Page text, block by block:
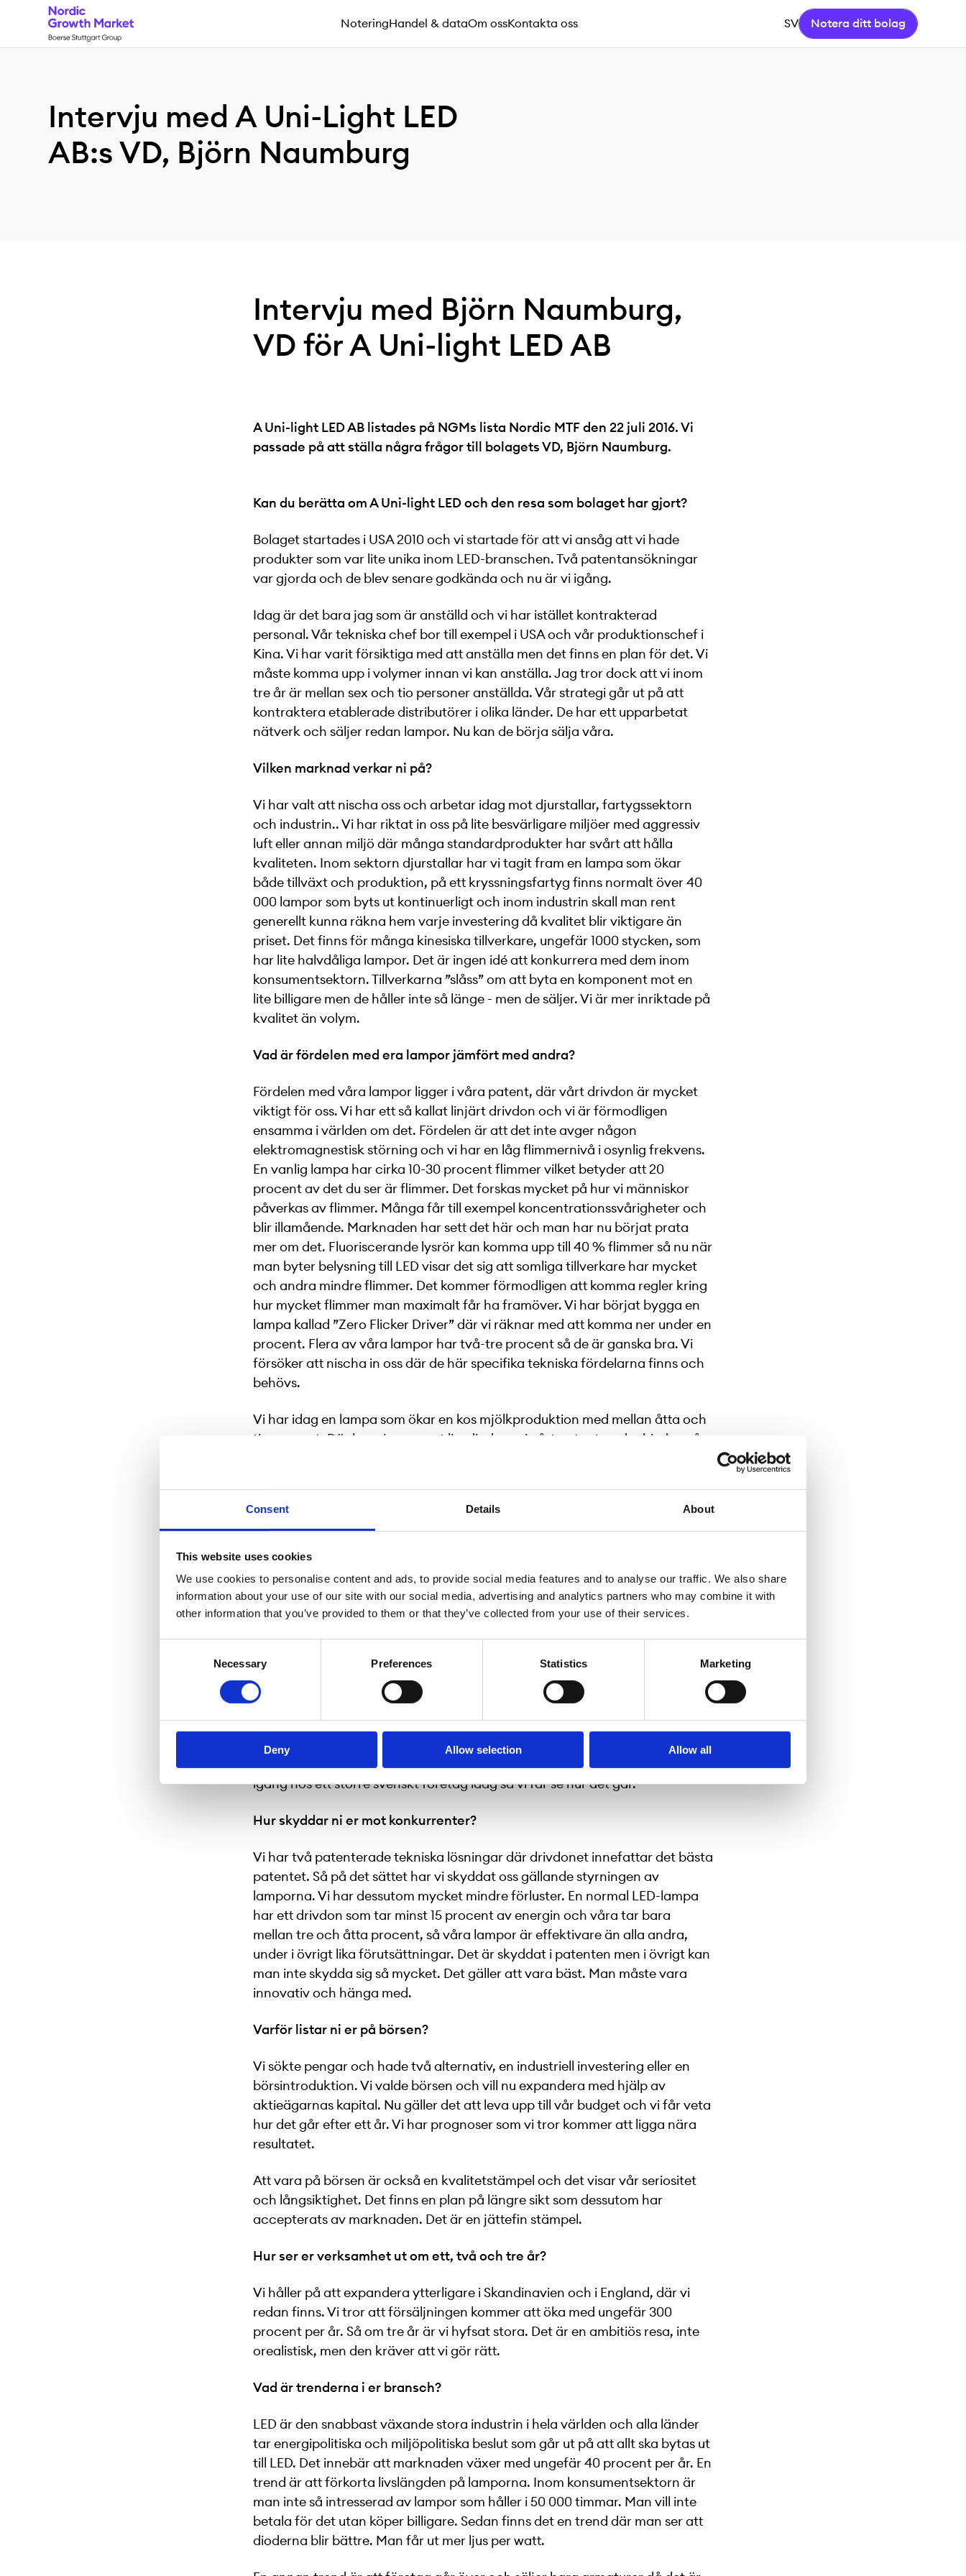
Consent Details About
This website uses cookies
We use cookies to personalise content and ads, to provide social media features and to analyse our traffic. We also share
information about your use of our site with our social media, advertising and analytics partners who may combine it with
other information that you’ve provided to them or that they’ve collected from your use of their services.
Necessary Preferences Statistics Marketing
Deny Allow selection Allow all
Notering Handel & dataOm ossKontakta oss SV Notera ditt bolag
Intervju med A Uni-Light LED
AB:s VD, Björn Naumburg
Intervju med Björn Naumburg,
VD för A Uni-light LED AB
A Uni-light LED AB listades på NGMs lista Nordic MTF den 22 juli 2016. Vi
passade på att ställa några frågor till bolagets VD, Björn Naumburg.
Kan du berätta om A Uni-light LED och den resa som bolaget har gjort?
Bolaget startades i USA 2010 och vi startade för att vi ansåg att vi hade
produkter som var lite unika inom LED-branschen. Två patentansökningar
var gjorda och de blev senare godkända och nu är vi igång.
Idag är det bara jag som är anställd och vi har istället kontrakterad
personal. Vår tekniska chef bor till exempel i USA och vår produktionschef i
Kina. Vi har varit försiktiga med att anställa men det finns en plan för det. Vi
måste komma upp i volymer innan vi kan anställa. Jag tror dock att vi inom
tre år är mellan sex och tio personer anställda. Vår strategi går ut på att
kontraktera etablerade distributörer i olika länder. De har ett upparbetat
nätverk och säljer redan lampor. Nu kan de börja sälja våra.
Vilken marknad verkar ni på?
Vi har valt att nischa oss och arbetar idag mot djurstallar, fartygssektorn
och industrin.. Vi har riktat in oss på lite besvärligare miljöer med aggressiv
luft eller annan miljö där många standardprodukter har svårt att hålla
kvaliteten. Inom sektorn djurstallar har vi tagit fram en lampa som ökar
både tillväxt och produktion, på ett kryssningsfartyg finns normalt över 40
000 lampor som byts ut kontinuerligt och inom industrin skall man rent
generellt kunna räkna hem varje investering då kvalitet blir viktigare än
priset. Det finns för många kinesiska tillverkare, ungefär 1000 stycken, som
har lite halvdåliga lampor. Det är ingen idé att konkurrera med dem inom
konsumentsektorn. Tillverkarna ”slåss” om att byta en komponent mot en
lite billigare men de håller inte så länge - men de säljer. Vi är mer inriktade på
kvalitet än volym.
Vad är fördelen med era lampor jämfört med andra?
Fördelen med våra lampor ligger i våra patent, där vårt drivdon är mycket
viktigt för oss. Vi har ett så kallat linjärt drivdon och vi är förmodligen
ensamma i världen om det. Fördelen är att det inte avger någon
elektromagnestisk störning och vi har en låg flimmernivå i osynlig frekvens.
En vanlig lampa har cirka 10-30 procent flimmer vilket betyder att 20
procent av det du ser är flimmer. Det forskas mycket på hur vi människor
påverkas av flimmer. Många får till exempel koncentrationssvårigheter och
blir illamående. Marknaden har sett det här och man har nu börjat prata
mer om det. Fluoriscerande lysrör kan komma upp till 40 % flimmer så nu när
man byter belysning till LED visar det sig att somliga tillverkare har mycket
och andra mindre flimmer. Det kommer förmodligen att komma regler kring
hur mycket flimmer man maximalt får ha framöver. Vi har börjat bygga en
lampa kallad ”Zero Flicker Driver” där vi räknar med att komma ner under en
procent. Flera av våra lampor har två-tre procent så de är ganska bra. Vi
försöker att nischa in oss där de här specifika tekniska fördelarna finns och
behövs.
Vi har idag en lampa som ökar en kos mjölkproduktion med mellan åtta och
tio procent. Där har vi anpassat ljusdioderna i vårt patenterade drivdon så
omkring 520 kor och de kunde öka produktionen med ungefär åtta procent.
Återbetalningen för den gården ligger på ungefär fem månader. Det finns
ingen som får lägre ränta än 100 procent på sitt kapital.
Hur ser marknaden ut, finns det många konkurrenter?
samma approach men man ska inte tro att det inte finns konkurrens. Den
minsta konkurrensen har vi inom den elektromagnetiska störningen där
konkurrenterna har en annan typ av drivdon. De måste sätta in olika
finnas störningar i ledningarna och där kan våra lysrör sättas in utan att
något händer medan andra måste sätta in filter. Vi har en testinstallation
igång hos ett större svenskt företag idag så vi får se hur det går.
Hur skyddar ni er mot konkurrenter?
Vi har två patenterade tekniska lösningar där drivdonet innefattar det bästa
patentet. Så på det sättet har vi skyddat oss gällande styrningen av
lamporna. Vi har dessutom mycket mindre förluster. En normal LED-lampa
har ett drivdon som tar minst 15 procent av energin och våra tar bara
mellan tre och åtta procent, så våra lampor är effektivare än alla andra,
under i övrigt lika förutsättningar. Det är skyddat i patenten men i övrigt kan
man inte skydda sig så mycket. Det gäller att vara bäst. Man måste vara
innovativ och hänga med.
Varför listar ni er på börsen?
Vi sökte pengar och hade två alternativ, en industriell investering eller en
börsintroduktion. Vi valde börsen och vill nu expandera med hjälp av
aktieägarnas kapital. Nu gäller det att leva upp till vår budget och vi får veta
hur det går efter ett år. Vi har prognoser som vi tror kommer att ligga nära
resultatet.
Att vara på börsen är också en kvalitetstämpel och det visar vår seriositet
och långsiktighet. Det finns en plan på längre sikt som dessutom har
accepterats av marknaden. Det är en jättefin stämpel.
Hur ser er verksamhet ut om ett, två och tre år?
Vi håller på att expandera ytterligare i Skandinavien och i England, där vi
redan finns. Vi tror att försäljningen kommer att öka med ungefär 300
procent per år. Så om tre år är vi hyfsat stora. Det är en ambitiös resa, inte
orealistisk, men den kräver att vi gör rätt.
Vad är trenderna i er bransch?
LED är den snabbast växande stora industrin i hela världen och alla länder
tar energipolitiska och miljöpolitiska beslut som går ut på att allt ska bytas ut
till LED. Det innebär att marknaden växer med ungefär 40 procent per år. En
trend är att förkorta livslängden på lamporna. Inom konsumentsektorn är
man inte så intresserad av lampor som håller i 50 000 timmar. Man vill inte
betala för det utan köper billigare. Sedan finns det en trend där man ser att
dioderna blir bättre. Man får ut mer ljus per watt.